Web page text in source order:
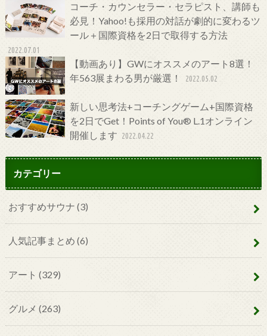
コーチ・カウンセラー・セラピスト、講師も
必見！Yahoo!も採用の対話が劇的に変わるツ
ール＋国際資格を2日で取得する方法
2022.07.01
【動画あり】GWにオススメのアート8選！
年563展まわる男が厳選！
2022.05.02
新しい思考法+コーチングゲーム+国際資格
を2日でGet！Points of You® L.1オンライン
開催します 2022.04.22
カテゴリー
おすすめサウナ (3)
人気記事まとめ (6)
アート (329)
グルメ (263)